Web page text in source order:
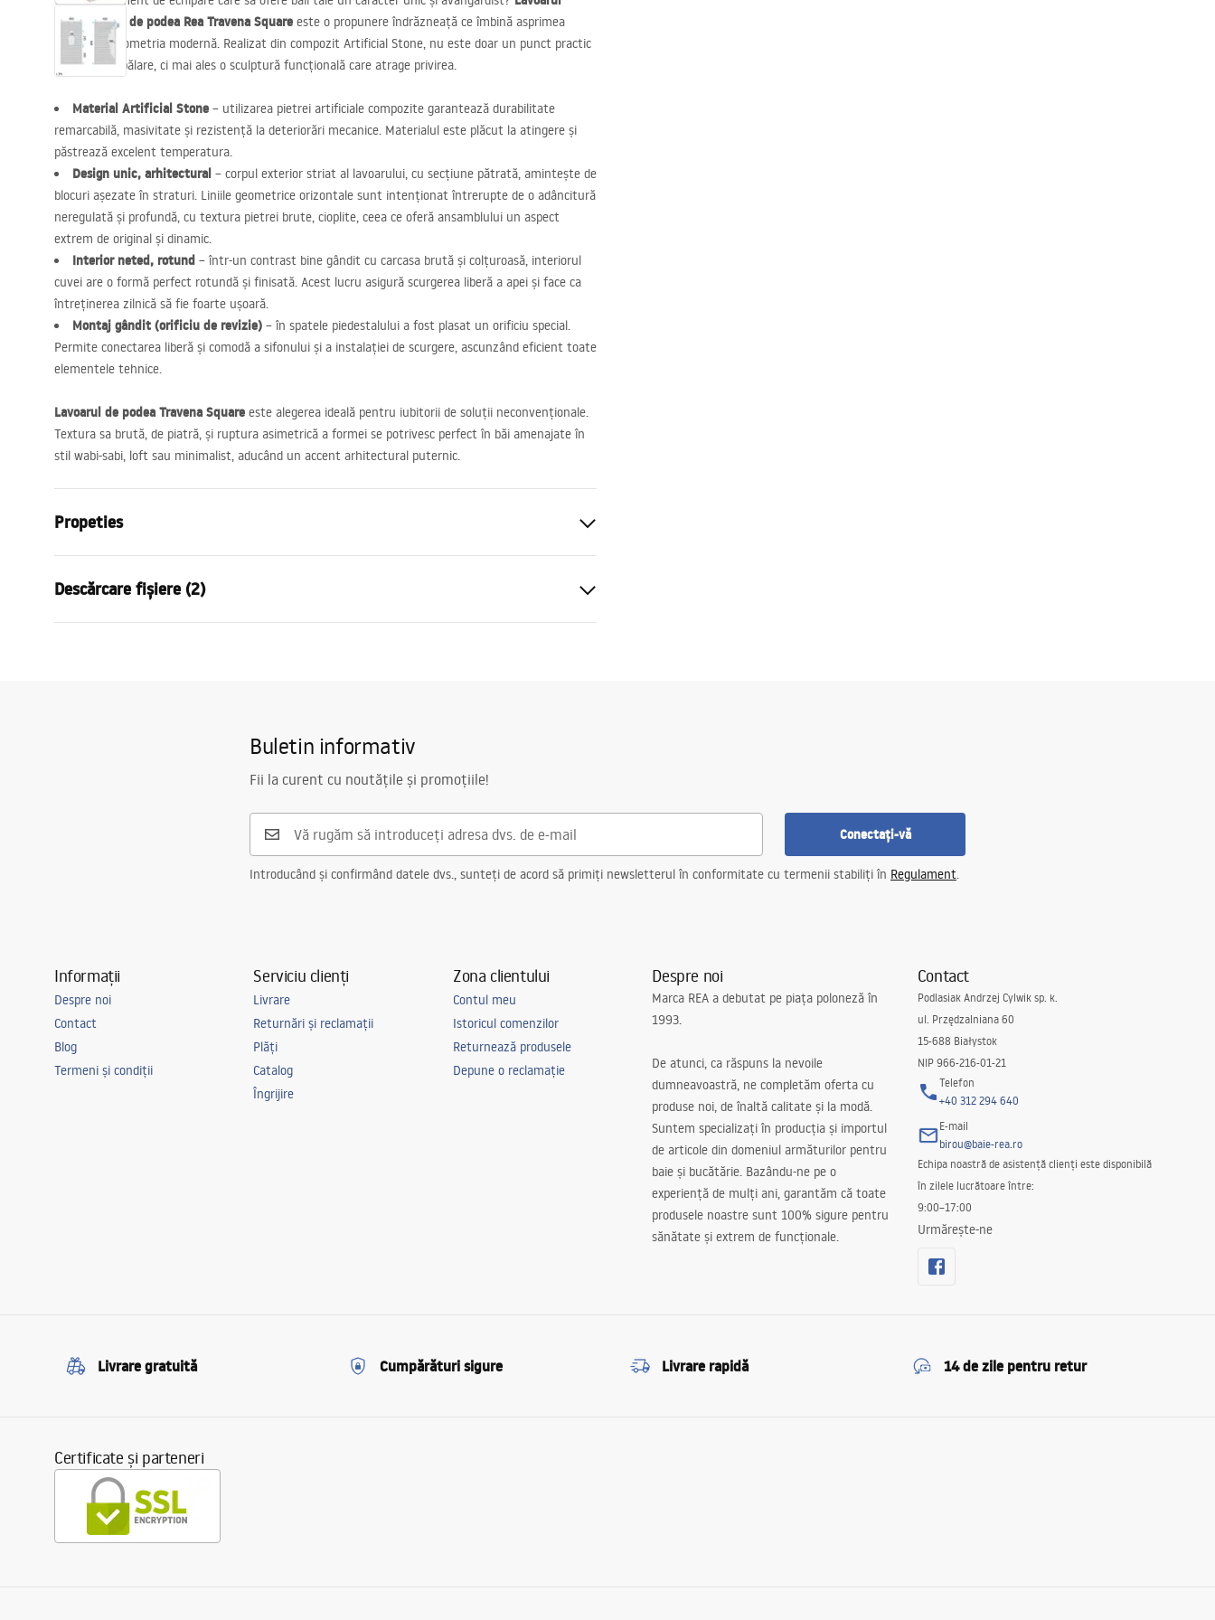
freestanding de podea Rea Travena Square este o propunere îndrăzneață ce îmbină asprimea
naturii cu geometria modernă. Realizat din compozit Artificial Stone, nu este doar un punct practic
al zonei de spălare, ci mai ales o sculptură funcțională care atrage privirea.
Material Artificial Stone – utilizarea pietrei artificiale compozite garantează durabilitate
remarcabilă, masivitate și rezistență la deteriorări mecanice. Materialul este plăcut la atingere și
păstrează excelent temperatura.
Design unic, arhitectural – corpul exterior striat al lavoarului, cu secțiune pătrată, amintește de
blocuri așezate în straturi. Liniile geometrice orizontale sunt intenționat întrerupte de o adâncitură
neregulată și profundă, cu textura pietrei brute, cioplite, ceea ce oferă ansamblului un aspect
extrem de original și dinamic.
Interior neted, rotund – într-un contrast bine gândit cu carcasa brută și colțuroasă, interiorul
cuvei are o formă perfect rotundă și finisată. Acest lucru asigură scurgerea liberă a apei și face ca
întreținerea zilnică să fie foarte ușoară.
Montaj gândit (orificiu de revizie) – în spatele piedestalului a fost plasat un orificiu special.
Permite conectarea liberă și comodă a sifonului și a instalației de scurgere, ascunzând eficient toate
elementele tehnice.
Lavoarul de podea Travena Square este alegerea ideală pentru iubitorii de soluții neconvenționale.
Textura sa brută, de piatră, și ruptura asimetrică a formei se potrivesc perfect în băi amenajate în
stil wabi-sabi, loft sau minimalist, aducând un accent arhitectural puternic.
Propeties
Material
Culoare
Bej, Imitație piatră
840mm
mm
Da Nu
Da Nu
Descărcare fișiere (2)
Buletin informativ
Fii la curent cu noutățile și promoțiile!
Conectați-vă
Introducând și confirmând datele dvs., sunteți de acord să primiți newsletterul în conformitate cu termenii stabiliți în Regulament.
Informații
Despre noi
Contact
Blog
Termeni și condiții
Serviciu clienți
Livrare
Returnări și reclamații
Plăți
Catalog
Îngrijire
Zona clientului
Contul meu
Istoricul comenzilor
Returnează produsele
Depune o reclamație
Despre noi
Marca REA a debutat pe piața poloneză în
1993.
De atunci, ca răspuns la nevoile
dumneavoastră, ne completăm oferta cu
produse noi, de înaltă calitate și la modă.
Suntem specializați în producția și importul
de articole din domeniul armăturilor pentru
baie și bucătărie. Bazându-ne pe o
experiență de mulți ani, garantăm că toate
produsele noastre sunt 100% sigure pentru
sănătate și extrem de funcționale.
Contact
Podlasiak Andrzej Cylwik sp. k.
ul. Przędzalniana 60
15-688 Białystok
NIP 966-216-01-21
Telefon
+40 312 294 640
E-mail
birou@baie-rea.ro
Echipa noastră de asistență clienți este disponibilă
în zilele lucrătoare între:
9:00–17:00
Urmărește-ne
Livrare gratuită Cumpărături sigure Livrare rapidă 14 de zile pentru retur
Certificate și parteneri